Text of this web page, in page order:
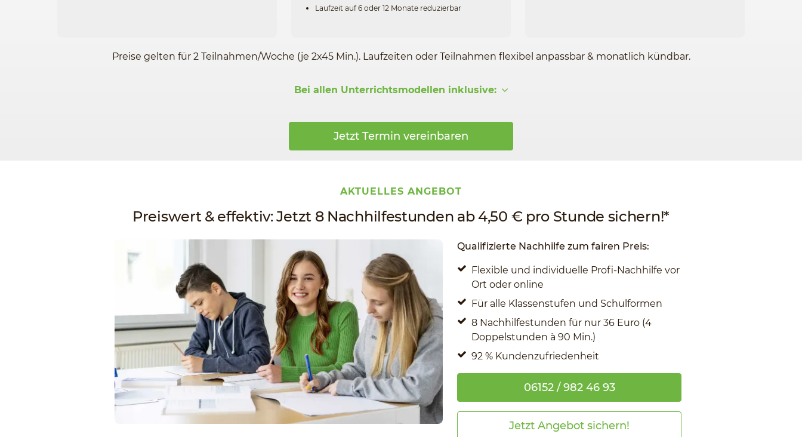
Laufzeit auf 6 oder 12 Monate reduzierbar
Preise gelten für 2 Teilnahmen/Woche (je 2x45 Min.). Laufzeiten oder Teilnahmen flexibel anpassbar & monatlich kündbar.
Bei allen Unterrichtsmodellen inklusive:
Jetzt Termin vereinbaren
AKTUELLES ANGEBOT
Preiswert & effektiv: Jetzt 8 Nachhilfestunden ab 4,50 € pro Stunde sichern!*
Qualifizierte Nachhilfe zum fairen Preis:
Flexible und individuelle Profi-Nachhilfe vor
Ort oder online
Für alle Klassenstufen und Schulformen
8 Nachhilfestunden für nur 36 Euro (4
Doppelstunden à 90 Min.)
92 % Kundenzufriedenheit
06152 / 982 46 93
Jetzt Angebot sichern!